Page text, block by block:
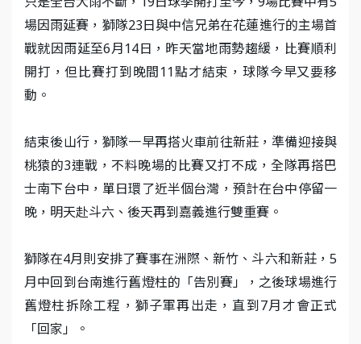
場因雨延賽，獅隊23日與中信兄弟在花蓮進行的主場首
戰就因雨延至6月14日，昨天當地雨勢趨緩，比賽順利
開打，但比賽打到晚間11點才結束，球隊今早又要移
動。
結束後山行，獅隊一早再搭火車前往新莊，準備迎接與
桃猿的3連戰，不料晚場的比賽又打不成，全隊再搭巴
士南下台中，單日環了近半個台灣，預計在台中停留一
晚，明天赴斗六、後天再到嘉義進行雙重賽。
獅隊在4月則安排了賽事在洲際、新竹、斗六和新莊，5
月中回到台南進行舊燈柱的「告別賽」，之後球場進行
舊燈柱拆除工程，獅子軍再出走，直到7月才會正式
「回家」。